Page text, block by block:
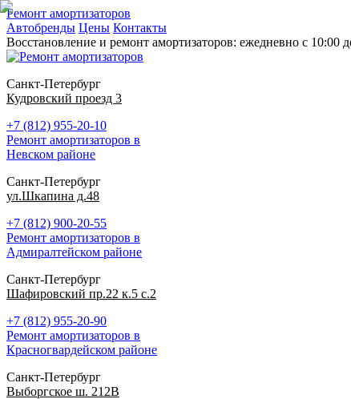
Ремонт амортизаторов
Автобренды Цены Контакты
Восстановление и ремонт амортизаторов: ежедневно с 10:00
Санкт-Петербург
Кудровский проезд 3
+7 (812) 955-20-10
Ремонт амортизаторов в
Невском районе
Санкт-Петербург
ул.Шкапина д.48
+7 (812) 900-20-55
Ремонт амортизаторов в
Адмиралтейском районе
Санкт-Петербург
Шафировский пр.22 к.5 с.2
+7 (812) 955-20-90
Ремонт амортизаторов в
Красногвардейском районе
Санкт-Петербург
Выборгское ш. 212В